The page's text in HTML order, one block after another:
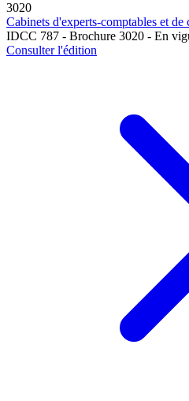
3020
Cabinets d'experts-comptables et de
IDCC 787 - Brochure 3020 - En
Consulter l'édition